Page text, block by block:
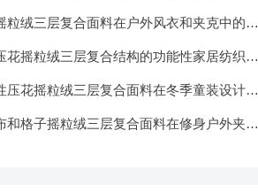
粒绒三层复合面料在户外风衣和夹克中的应
花摇粒绒三层复合结构的功能性家居纺织品
压花摇粒绒三层复合面料在冬季童装设计中
和格子摇粒绒三层复合面料在修身户外夹克